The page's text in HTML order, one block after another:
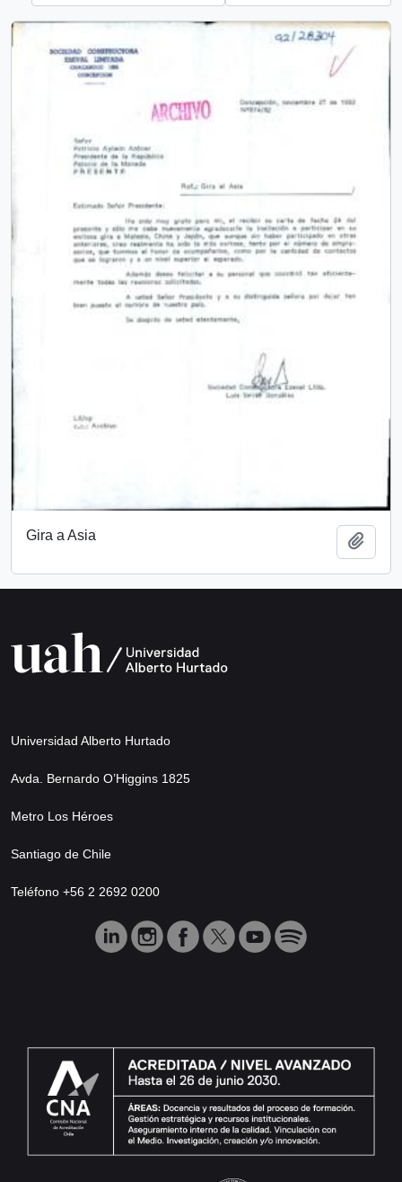
Gira a Asia
Universidad Alberto Hurtado
Avda. Bernardo O’Higgins 1825
Metro Los Héroes
Santiago de Chile
Teléfono +56 2 2692 0200